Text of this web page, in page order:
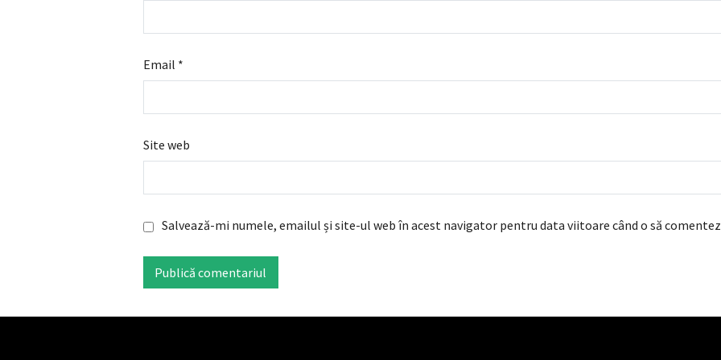
Email *
Site web
Salvează-mi numele, emailul și site-ul web în acest navigator pentru data viitoare când o să